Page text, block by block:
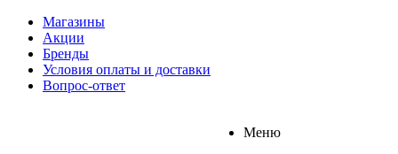
Магазины
Акции
Бренды
Условия оплаты и доставки
Вопрос-ответ
Меню